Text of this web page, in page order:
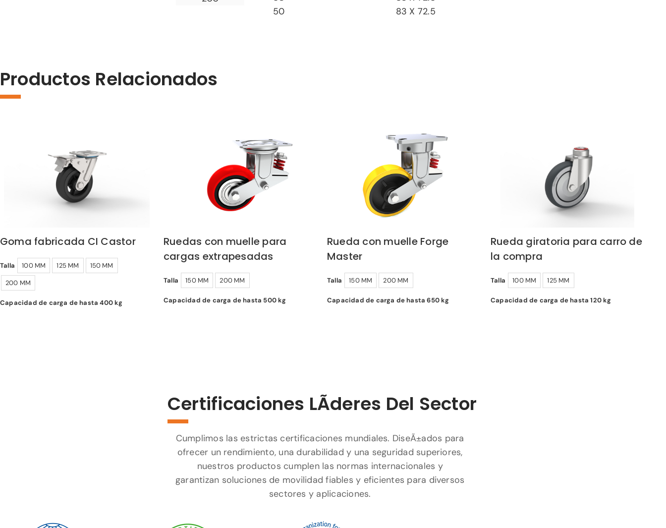
50
83 X 72.5
Productos Relacionados
Goma fabricada CI Castor
Talla 100 MM 125 MM 150 MM
200 MM
Capacidad de carga de hasta 400 kg
Ruedas con muelle para
cargas extrapesadas
Talla 150 MM 200 MM
Capacidad de carga de hasta 500 kg
Rueda con muelle Forge
Master
Talla 150 MM 200 MM
Capacidad de carga de hasta 650 kg
Rueda giratoria para carro de
la compra
Talla 100 MM 125 MM
Capacidad de carga de hasta 120 kg
Certificaciones LÃ­deres Del Sector
Cumplimos las estrictas certificaciones mundiales. DiseÃ±ados para
ofrecer un rendimiento, una durabilidad y una seguridad superiores,
nuestros productos cumplen las normas internacionales y
garantizan soluciones de movilidad fiables y eficientes para diversos
sectores y aplicaciones.